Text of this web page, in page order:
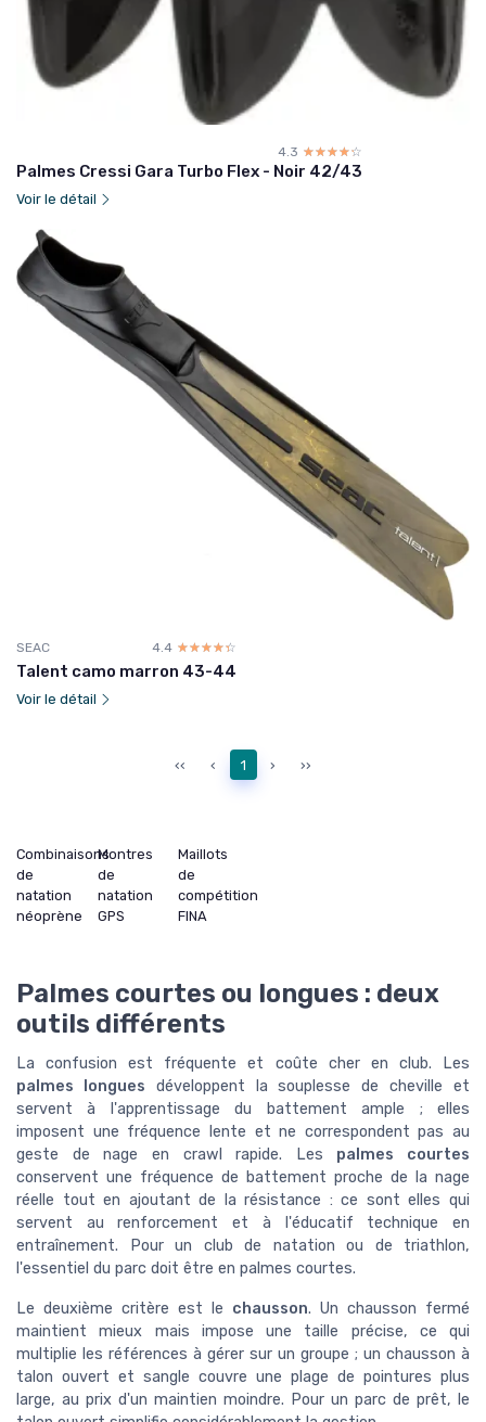
4.3 ☆☆☆☆☆
★★★★★
Palmes Cressi Gara Turbo Flex - Noir 42/43
Voir le détail
SEAC 4.4 ☆☆☆☆☆
★★★★★
Talent camo marron 43-44
Voir le détail
‹‹ ‹ 1 › ››
Combinaisons
de
natation
néoprène
Montres
de
natation
GPS
Maillots
de
compétition
FINA
Palmes courtes ou longues : deux
outils différents
La confusion est fréquente et coûte cher en club. Les
palmes longues développent la souplesse de cheville et
servent à l'apprentissage du battement ample ; elles
imposent une fréquence lente et ne correspondent pas au
geste de nage en crawl rapide. Les palmes courtes
conservent une fréquence de battement proche de la nage
réelle tout en ajoutant de la résistance : ce sont elles qui
servent au renforcement et à l'éducatif technique en
entraînement. Pour un club de natation ou de triathlon,
l'essentiel du parc doit être en palmes courtes.
Le deuxième critère est le chausson. Un chausson fermé
maintient mieux mais impose une taille précise, ce qui
multiplie les références à gérer sur un groupe ; un chausson à
talon ouvert et sangle couvre une plage de pointures plus
large, au prix d'un maintien moindre. Pour un parc de prêt, le